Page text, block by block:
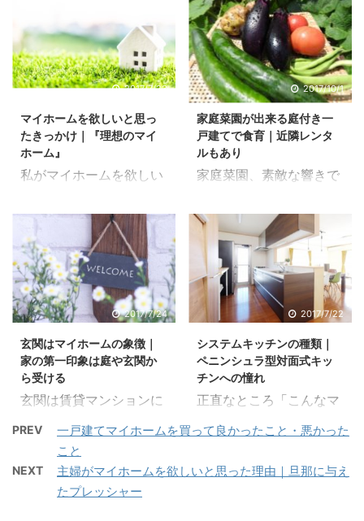
2017/7/23
マイホームを欲しいと思っ
たきっかけ｜『理想のマイ
ホーム』
私がマイホームを欲しい
ト些細なことです。 狭
い！収納が少なすぎる！
隣と階下の音が自分ちで
鳴ってるかのように聞こ
える。 大体こんな感じで
すね。 今の家に引っ越す
前は現旦那が住んでいた
1DKに転がり込んだ形な
ので、狭い。 一人暮らし
用なので収納だって全然
ないし、ユニットバスだ
し、キッチン廊下にある
し。 ロフト付きだったん
ですけど、そこで寝てる
2017/10/1
家庭菜園が出来る庭付き一
戸建てで食育｜近隣レンタ
ルもあり
家庭菜園、素敵な響きで
戸建てで、ベランダはあ
りましたがコンクリート
で出来たものであり、直
に何かを植えるというこ
とは出来ませんでした。
母も祖母も植木の世話が
は絶えず色んな植物が育
てられていました。 祖母
が育てていたミニトマト
がものすごい鈴なりにな
っていたのを覚えていま
ンクリートに根付いたさ
2017/7/24
玄関はマイホームの象徴｜
家の第一印象は庭や玄関か
ら受ける
玄関は賃貸マンションに
ので、全く気にすること
もないと思います。実際
私も特に気にすることは
ありませんでした。 しか
2017/7/22
システムキッチンの種類｜
ペニンシュラ型対面式キッ
チンへの憧れ
正直なところ「こんなマ
ゴリーだけでは処理し切
人間の性質を考えた時、
PREV
一戸建てマイホームを買って良かったこと・悪かった
こと
NEXT
主婦がマイホームを欲しいと思った理由｜旦那に与え
たプレッシャー